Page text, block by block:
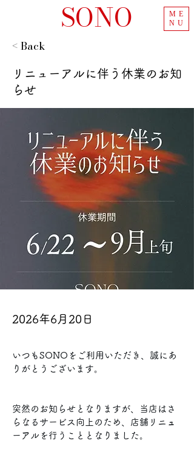
ME
NU
SONO
< Back
リニューアルに伴う休業のお知
らせ
2026年6月20日
いつもSONOをご利用いただき、誠にあ
りがとうございます。
突然のお知らせとなりますが、当店はさ
らなるサービス向上のため、店舗リニュ
ーアルを行うこととなりました。